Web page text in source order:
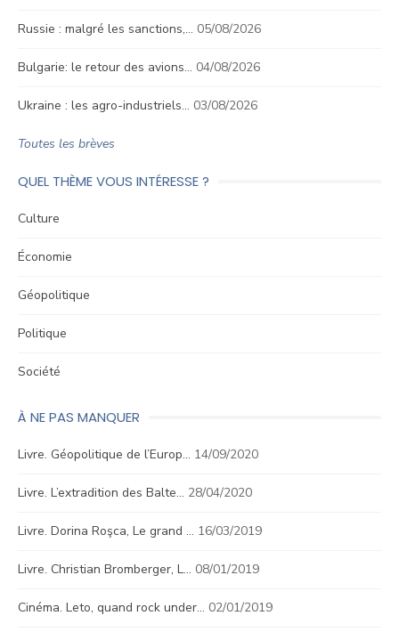
Russie : malgré les sanctions,… 05/08/2026
Bulgarie: le retour des avions… 04/08/2026
Ukraine : les agro-industriels… 03/08/2026
Toutes les brèves
QUEL THÈME VOUS INTÉRESSE ?
Culture
Économie
Géopolitique
Politique
Société
À NE PAS MANQUER
Livre. Géopolitique de l’Europ… 14/09/2020
Livre. L’extradition des Balte… 28/04/2020
Livre. Dorina Roşca, Le grand … 16/03/2019
Livre. Christian Bromberger, L… 08/01/2019
Cinéma. Leto, quand rock under… 02/01/2019